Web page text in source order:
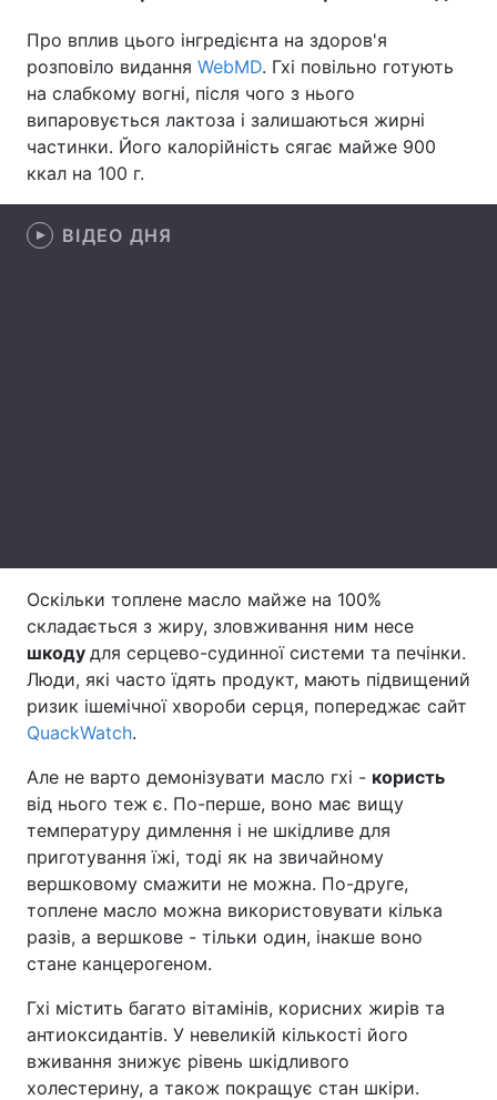
Екологія Регіони
Лонгріди
Відео з Youtube
Інтерв'ю
Тема оформлення
Про вплив цього інгредієнта на здоров'я
розповіло видання WebMD. Гхі повільно готують
на слабкому вогні, після чого з нього
випаровується лактоза і залишаються жирні
частинки. Його калорійність сягає майже 900
ккал на 100 г.
ВІДЕО ДНЯ
Оскільки топлене масло майже на 100%
складається з жиру, зловживання ним несе
шкоду для серцево-судинної системи та печінки.
Люди, які часто їдять продукт, мають підвищений
ризик ішемічної хвороби серця, попереджає сайт
QuackWatch.
Але не варто демонізувати масло гхі - користь
від нього теж є. По-перше, воно має вищу
температуру димлення і не шкідливе для
приготування їжі, тоді як на звичайному
вершковому смажити не можна. По-друге,
топлене масло можна використовувати кілька
разів, а вершкове - тільки один, інакше воно
стане канцерогеном.
Гхі містить багато вітамінів, корисних жирів та
антиоксидантів. У невеликій кількості його
вживання знижує рівень шкідливого
холестерину, а також покращує стан шкіри.